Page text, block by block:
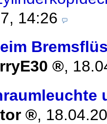
14:26
,
,